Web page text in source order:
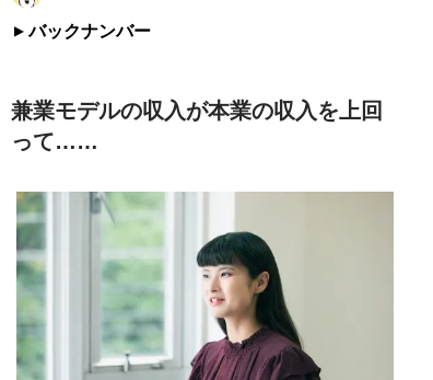
バックナンバー
兼業モデルの収入が本業の収入を上回
って……